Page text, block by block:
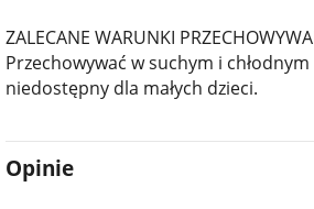
ZALECANE WARUNKI
Przechowywać w suchym i
niedostępny dla małych dzieci.
Opinie